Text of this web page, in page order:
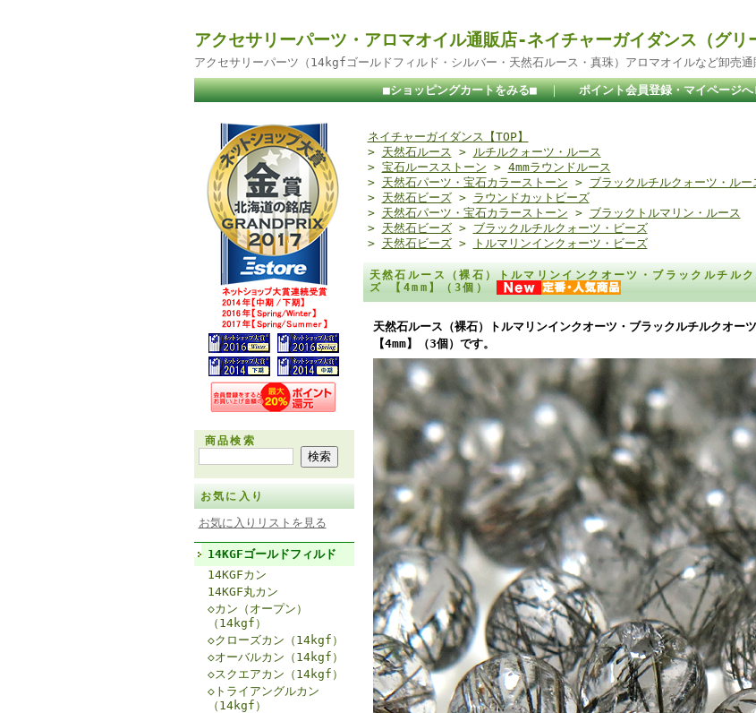
アクセサリーパーツ・アロマオイル通販店-ネイチャーガイダンス（グリ
アクセサリーパーツ（14kgfゴールドフィルド・シルバー・天然石ルース・真珠）アロマオイルなど卸売通
■ショッピングカートをみる■ ｜ ポイント会員登録・マイページへ
商品検索
お気に入り
お気に入りリストを見る
14KGFゴールドフィルド
14KGFカン
14KGF丸カン
◇カン（オープン）
（14kgf）
◇クローズカン（14kgf）
◇オーバルカン（14kgf）
◇スクエアカン（14kgf）
◇トライアングルカン
（14kgf）
ネイチャーガイダンス【TOP】
> 天然石ルース > ルチルクォーツ・ルース
> 宝石ルースストーン > 4mmラウンドルース
> 天然石パーツ・宝石カラーストーン > ブラックルチルクォーツ・ルー
> 天然石ビーズ> ラウンドカットビーズ
> 天然石パーツ・宝石カラーストーン > ブラックトルマリン・ルース
> 天然石ビーズ> ブラックルチルクォーツ・ビーズ
> 天然石ビーズ> トルマリンインクォーツ・ビーズ
天然石ルース（裸石）トルマリンインクオーツ・ブラックルチ
ズ 【4mm】（3個）
天然石ルース（裸石）トルマリンインクオーツ・ブラックルチルクオ
【4mm】（3個）です。